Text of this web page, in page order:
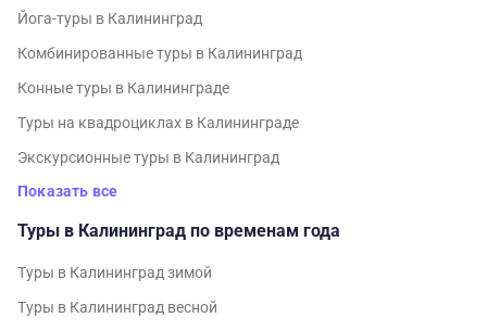
Йога-туры в Калининград
Комбинированные туры в Калининград
Конные туры в Калининграде
Туры на квадроциклах в Калининграде
Экскурсионные туры в Калининград
Показать все
Туры в Калининград по временам года
Туры в Калининград зимой
Туры в Калининград весной